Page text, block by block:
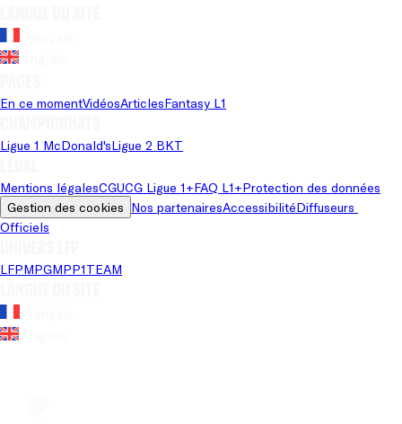
En ce momentVidéosArticlesFantasy L1
Ligue 1 McDonald'sLigue 2 BKT
Mentions légalesCGUCG Ligue 1+FAQ L1+Protection des données
Gestion des cookies Nos partenairesAccessibilitéDiffuseurs
Officiels
LFPMPGMPP1TEAM